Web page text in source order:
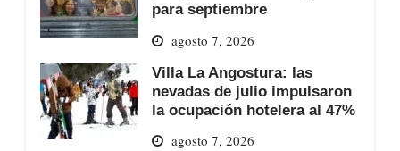
para septiembre
agosto 7, 2026
Villa La Angostura: las
nevadas de julio impulsaron
la ocupación hotelera al 47%
agosto 7, 2026